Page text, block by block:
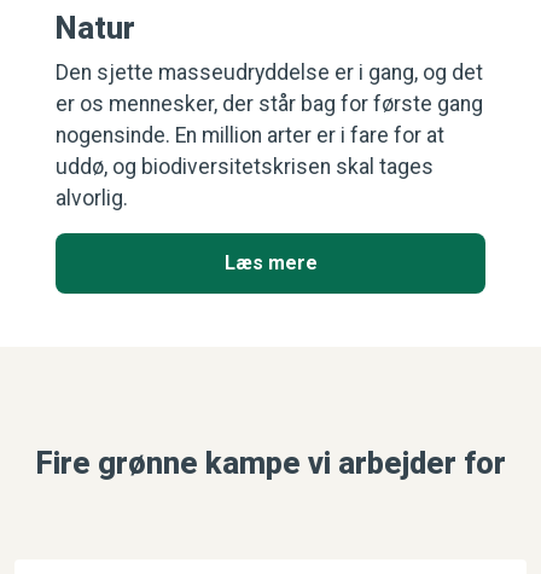
Natur
Den sjette masseudryddelse er i gang, og det
er os mennesker, der står bag for første gang
nogensinde. En million arter er i fare for at
uddø, og biodiversitetskrisen skal tages
alvorlig.
Læs mere
Fire grønne kampe vi arbejder for